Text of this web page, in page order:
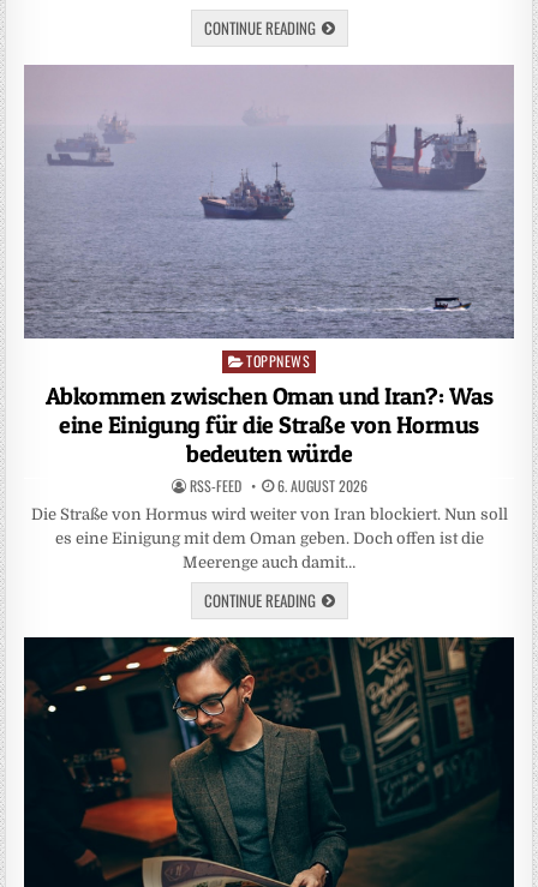
CONTINUE READING
Posted
in
TOPPNEWS
Abkommen zwischen Oman und Iran?: Was
eine Einigung für die Straße von Hormus
bedeuten würde
RSS-FEED 6. AUGUST 2026
Die Straße von Hormus wird weiter von Iran blockiert. Nun soll
es eine Einigung mit dem Oman geben. Doch offen ist die
Meerenge auch damit…
CONTINUE READING